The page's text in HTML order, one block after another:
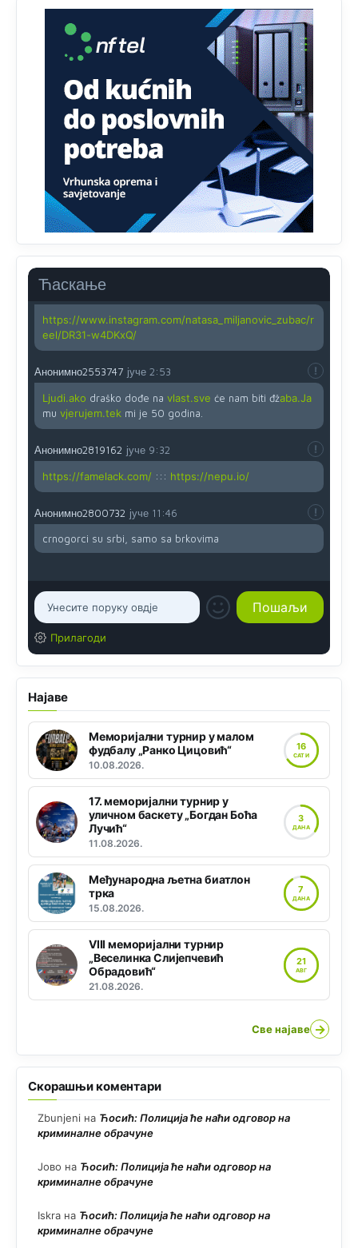
Ћаскање
Анонимно2818605 јуче
Uvođenje pravila da se umjesto dosadašnjeg znaka "X"
(krstića) kružić ispred kandidata mora u potpunosti
obojiti (popuniti) uvedeno je isključivo zbog tehničkih
zahtjeva optičkih skenera.
Анонимно2818605 јуче
11:45
Ovo pravilo jeste unijelo opravdan strah, posebno kada
su u pitanju starije osobe, osobe sa slabijim vidom ili
drhtavom rukom
Анонимно2819033 јуче 12:24
Yes,nekada je bila corava kutija za IZBORE a danas su
coravi biraci.
Анонимно2819162
https://www.instagram.com/natasa_miljanovic_zubac/r
eel/DR31-w4DKxQ/
Анонимно2553747 јуче 2:53
Ljudi.ako draško dođe na vlast.sve će nam biti đžaba.Ja
mu vjerujem.tek mi je 50 godina.
Анонимно2819162 јуче 9:32
https://famelack.com/ ::: https://nepu.io/
Анонимно2800732 јуче 11:46
crnogorci su srbi, samo sa brkovima
Прилагоди
Најаве
Меморијални турнир у малом
фудбалу „Ранко Цицовић“
10.08.2026.
16
САТИ
17. меморијални турнир у
уличном баскету „Богдан Боћа
Лучић“
11.08.2026.
3
ДАНА
Међународна љетна биатлон
трка
15.08.2026.
7
ДАНА
VIII меморијални турнир
„Веселинка Слијепчевић
Обрадовић“
21.08.2026.
21
АВГ
Све најаве →
Скорашњи коментари
Zbunjeni на Ћосић: Полиција ће наћи одговор на
криминалне обрачуне
Јово на Ћосић: Полиција ће наћи одговор на
криминалне обрачуне
Iskra на Ћосић: Полиција ће наћи одговор на
криминалне обрачуне